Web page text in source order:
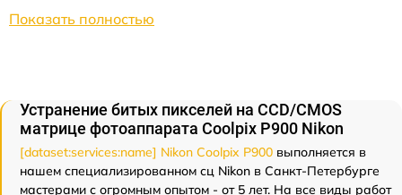
Показать полностью
Устранение битых пикселей на CCD/CMOS
матрице фотоаппарата Coolpix P900 Nikon
[dataset:services:name] Nikon Coolpix P900 выполняется в
нашем специализированном сц Nikon в Санкт-Петербурге
мастерами с огромным опытом - от 5 лет. На все виды работ